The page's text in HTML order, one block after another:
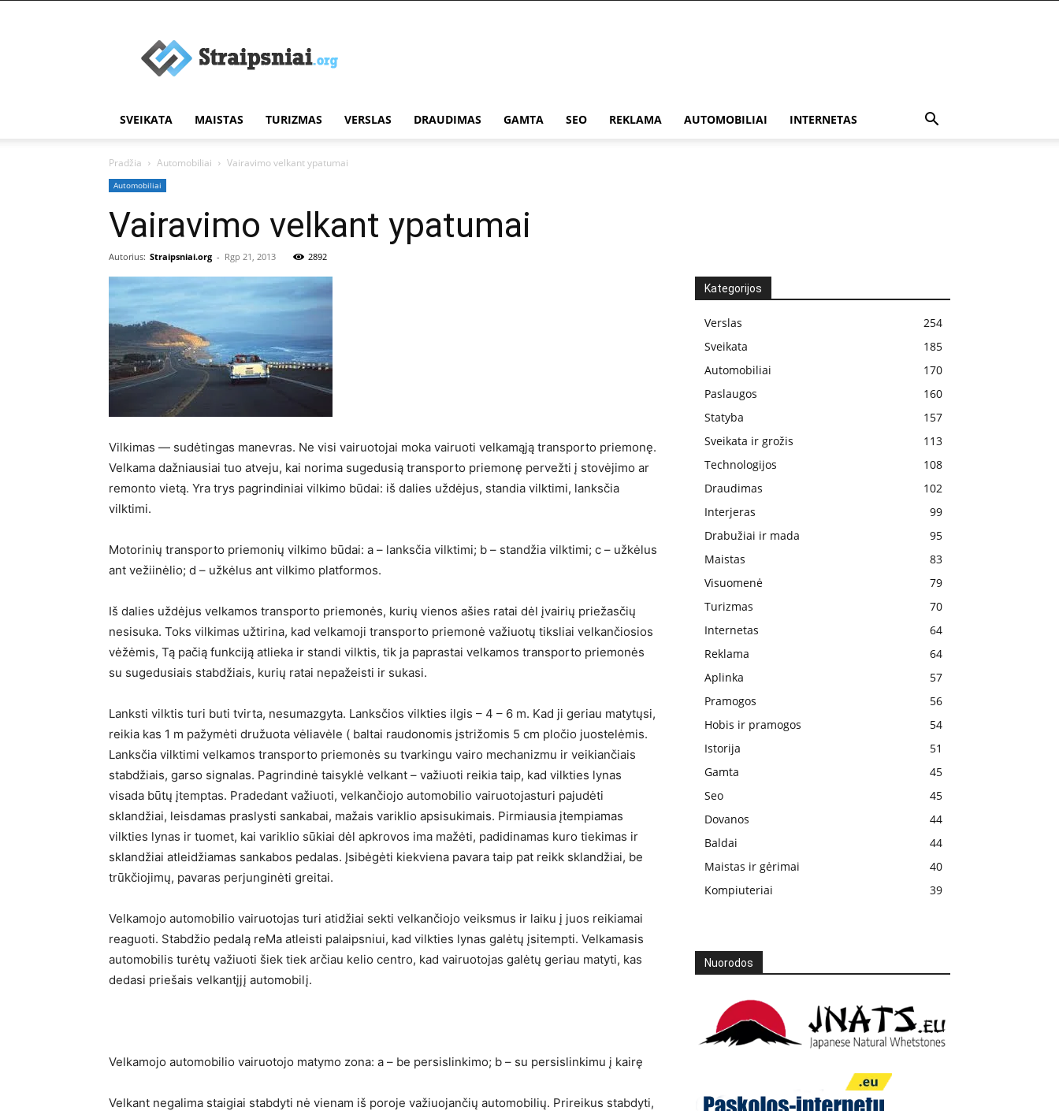
straipsniai
SVEIKATA MAISTAS TURIZMAS VERSLAS DRAUDIMAS GAMTA SEO REKLAMA AUTOMOBILIAI INTERNETAS
Pradžia Automobiliai Vairavimo velkant ypatumai
Automobiliai
Vairavimo velkant ypatumai
Autorius: Straipsniai.org - Rgp 21, 2013 2892
Vilkimas — sudėtingas manevras. Ne visi vairuotojai moka vairuoti velkamąją transporto priemonę.
Velkama dažniausiai tuo atveju, kai norima sugedusią transporto priemonę pervežti į stovėjimo ar
remonto vietą. Yra trys pagrindiniai vilkimo būdai: iš dalies uždėjus, standia vilktimi, lanksčia
vilktimi.
Motorinių transporto priemonių vilkimo būdai: a – lanksčia vilktimi; b – standžia vilktimi; c – užkėlus
ant vežiinėlio; d – užkėlus ant vilkimo platformos.
Iš dalies uždėjus velkamos transporto priemonės, kurių vienos ašies ratai dėl įvairių priežasčių
nesisuka. Toks vilkimas užtirina, kad velkamoji transporto priemonė važiuotų tiksliai velkančiosios
vėžėmis, Tą pačią funkciją atlieka ir standi vilktis, tik ja paprastai velkamos transporto priemonės
su sugedusiais stabdžiais, kurių ratai nepažeisti ir sukasi.
Lanksti vilktis turi buti tvirta, nesumazgyta. Lanksčios vilkties ilgis – 4 – 6 m. Kad ji geriau matytųsi,
reikia kas 1 m pažymėti družuota vėliavėle ( baltai raudonomis įstrižomis 5 cm pločio juostelėmis.
Lanksčia vilktimi velkamos transporto priemonės su tvarkingu vairo mechanizmu ir veikiančiais
stabdžiais, garso signalas. Pagrindinė taisyklė velkant – važiuoti reikia taip, kad vilkties lynas
visada būtų įtemptas. Pradedant važiuoti, velkančiojo automobilio vairuotojasturi pajudėti
sklandžiai, leisdamas praslysti sankabai, mažais variklio apsisukimais. Pirmiausia įtempiamas
vilkties lynas ir tuomet, kai variklio sūkiai dėl apkrovos ima mažėti, padidinamas kuro tiekimas ir
sklandžiai atleidžiamas sankabos pedalas. Įsibėgėti kiekviena pavara taip pat reikk sklandžiai, be
trūkčiojimų, pavaras perjunginėti greitai.
Velkamojo automobilio vairuotojas turi atidžiai sekti velkančiojo veiksmus ir laiku į juos reikiamai
reaguoti. Stabdžio pedalą reMa atleisti palaipsniui, kad vilkties lynas galėtų įsitempti. Velkamasis
automobilis turėtų važiuoti šiek tiek arčiau kelio centro, kad vairuotojas galėtų geriau matyti, kas
dedasi priešais velkantįjį automobilį.
Velkamojo automobilio vairuotojo matymo zona: a – be persislinkimo; b – su persislinkimu į kairę
Velkant negalima staigiai stabdyti nė vienam iš poroje važiuojančių automobilių. Prireikus stabdyti,
Kategorijos
Verslas
254
Sveikata
185
Automobiliai
170
Paslaugos
160
Statyba
157
Sveikata ir grožis
113
Technologijos
108
Draudimas
102
Interjeras
99
Drabužiai ir mada
95
Maistas
83
Visuomenė
79
Turizmas
70
Internetas
64
Reklama
64
Aplinka
57
Pramogos
56
Hobis ir pramogos
54
Istorija
51
Gamta
45
Seo
45
Dovanos
44
Baldai
44
Maistas ir gėrimai
40
Kompiuteriai
39
Nuorodos